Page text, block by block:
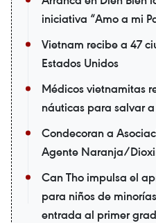
iniciativa “Amo a mi
Vietnam recibe a 47
Estados Unidos
Médicos vietnamitas
náuticas para salvar
Condecoran a
Agente Naranja/
Can Tho impulsa el
para niños de
entrada al primer